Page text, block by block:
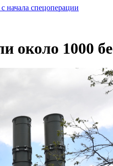
спецоперации
1000